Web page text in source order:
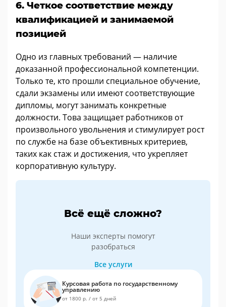
6. Четкое соответствие между
квалификацией и занимаемой
позицией
Одно из главных требований — наличие
доказанной профессиональной компетенции.
Только те, кто прошли специальное обучение,
сдали экзамены или имеют соответствующие
дипломы, могут занимать конкретные
должности. Това защищает работников от
произвольного увольнения и стимулирует рост
по службе на базе объективных критериев,
таких как стаж и достижения, что укрепляет
корпоративную культуру.
Всё ещё сложно?
Наши эксперты помогут
разобраться
Все услуги
Курсовая работа по государственному
управлению
от 1800 р. / от 5 дней